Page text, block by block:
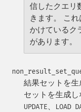
信したクエリ
きます。 こ
かけているク
があります。
結果セットを
セットを生成
UPDATE、 LOAD